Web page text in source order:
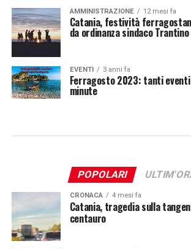
AMMINISTRAZIONE 12 mesi fa
Catania, festività
da ordinanza sindaco Trantino
EVENTI 3 anni fa
Ferragosto 2023: tanti
minute
POPOLARI
CRONACA 4 mesi fa
Catania, tragedia sulla
centauro